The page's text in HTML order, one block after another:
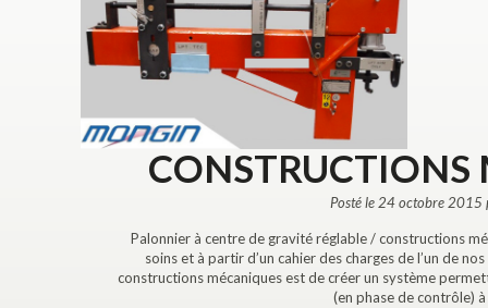
CONSTRUCTIONS
Posté le 24 octobre 2015
Palonnier à centre de gravité réglable / constructions
soins et à partir d’un cahier des charges de l’un de
constructions mécaniques est de créer un système
(en phase de contrôle)